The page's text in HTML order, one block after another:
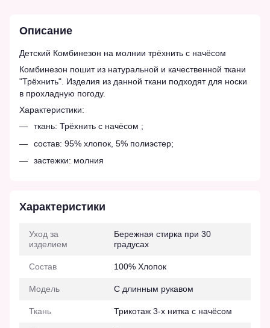
Описание
Детский Комбинезон на молнии трёхнить с начёсом
Комбинезон пошит из натуральной и качественной ткани
"Трёхнить". Изделия из данной ткани подходят для носки
в прохладную погоду.
Характеристики:
ткань: Трёхнить с начёсом ;
состав: 95% хлопок, 5% полиэстер;
застежки: молния
Характеристики
Уход за
изделием
Бережная стирка при 30
градусах
Состав 100% Хлопок
Модель С длинным рукавом
Ткань Трикотаж 3-х нитка с начёсом